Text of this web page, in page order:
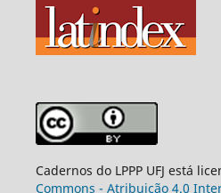
Cadernos do LPPP UFJ está
Commons - Atribuição 4.0